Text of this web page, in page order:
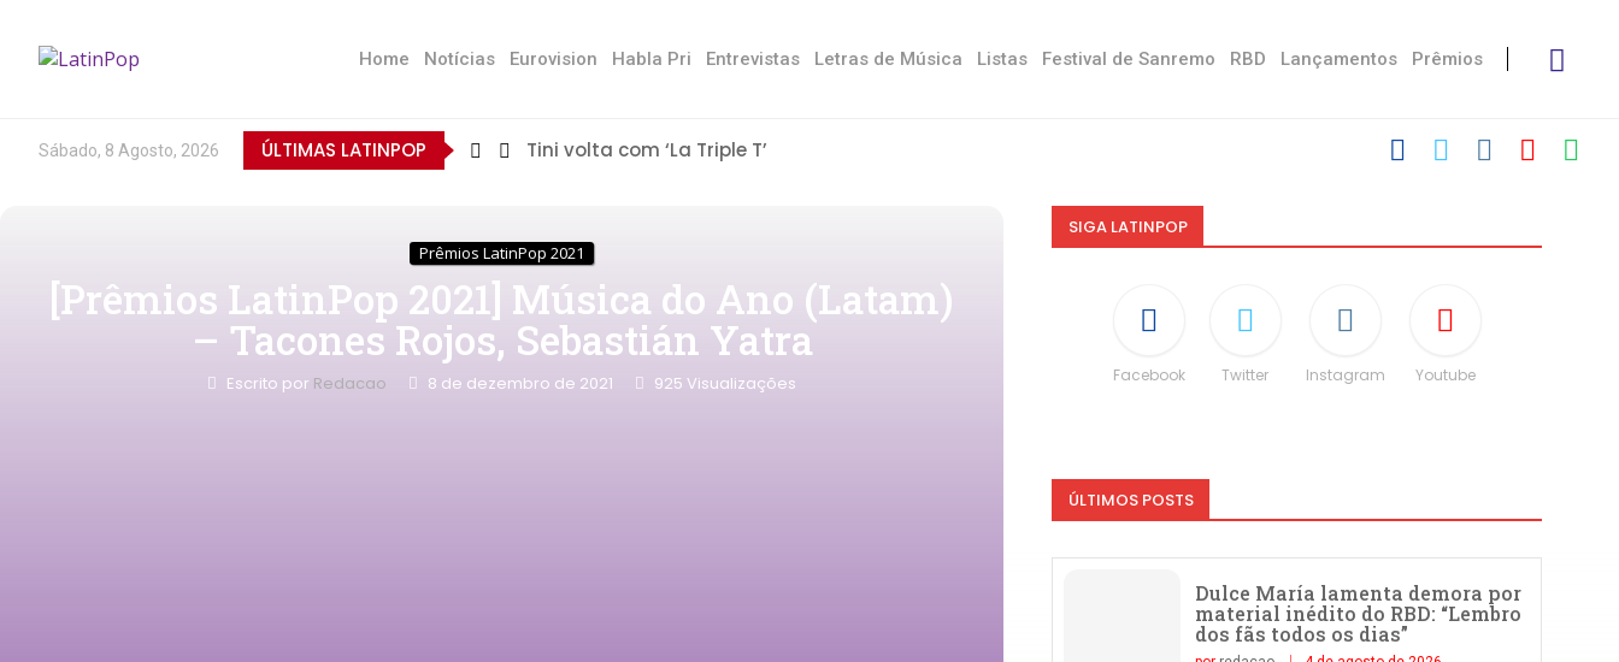
Home Notícias Eurovision Habla Pri Entrevistas Letras de Música Listas Festival de Sanremo RBD Lançamentos Prêmios
Sábado, 8 Agosto, 2026 ÚLTIMAS LATINPOP Tini volta com ‘La Triple T’
Prêmios LatinPop 2021
[Prêmios LatinPop 2021] Música do Ano (Latam)
– Tacones Rojos, Sebastián Yatra
Escrito por Redacao 8 de dezembro de 2021 925 Visualizações
SIGA LATINPOP
Facebook Twitter Instagram Youtube
ÚLTIMOS POSTS
Dulce María lamenta demora por
material inédito do RBD: “Lembro
dos fãs todos os dias”